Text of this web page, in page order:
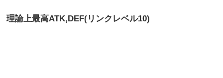
理論上最高ATK,DEF(リンクレベル10)